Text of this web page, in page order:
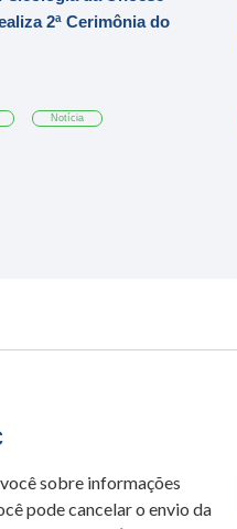
2ª Cerimônia do
Notícia
sobre informações
pode cancelar o envio da